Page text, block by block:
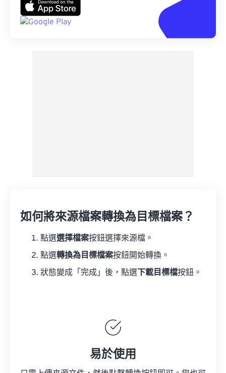
如何將來源檔案轉換為目標檔案？
點選選擇檔案按鈕選擇來源檔。
點選轉換為目標檔案按鈕開始轉換。
狀態變成「完成」後，點選 下載目標檔按鈕。
易於使用